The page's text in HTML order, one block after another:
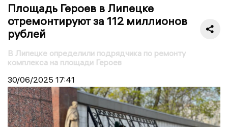
Площадь Героев в Липецке
отремонтируют за 112 миллионов
рублей
В Липецке определили подрядчика по ремонту
комплекса на площади Героев
30/06/2025 17:41